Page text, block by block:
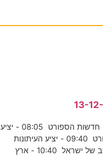
06:35 - יציע העיתונות 07:20 - חדשות הספורט 08:05 - יציע
העיתונות 08:55 - חדשות הספורט 09:40 - יציע העיתונות
09:55 - עולם הרכב: תכנית הרכב של ישראל 10:40 - ארץ